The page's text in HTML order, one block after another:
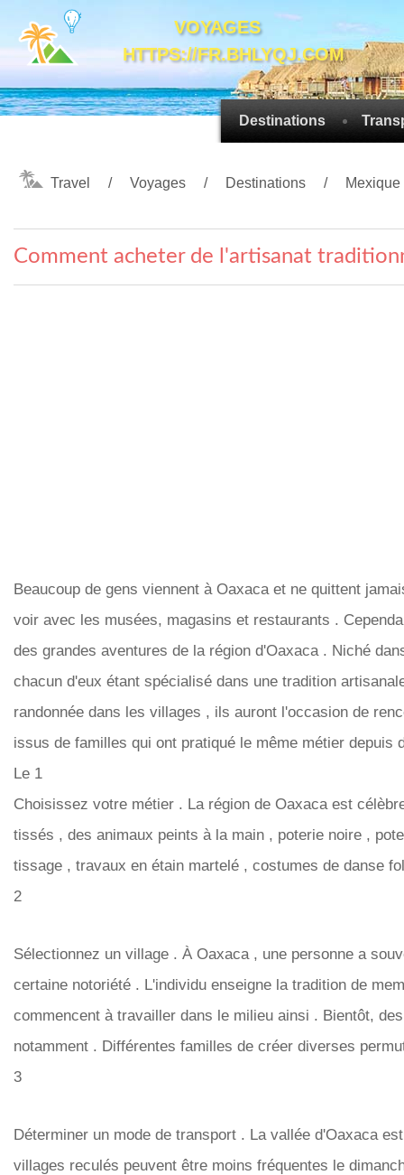
VOYAGES
HTTPS://FR.BHLYQJ.COM
Destinations
Travel Voyages Destinations Mexique
Comment acheter de l'artisanat
Beaucoup de gens viennent à Oaxaca et ne quittent
voir avec les musées, magasins et restaurants .
des grandes aventures de la région d'Oaxaca . Niché
chacun d'eux étant spécialisé dans une tradition
randonnée dans les villages , ils auront l'occasion de
issus de familles qui ont pratiqué le même métier depuis
Le 1
Choisissez votre métier . La région de Oaxaca est
tissés , des animaux peints à la main , poterie noire ,
tissage , travaux en étain martelé , costumes de danse
2
Sélectionnez un village . À Oaxaca , une personne a
certaine notoriété . L'individu enseigne la tradition de
commencent à travailler dans le milieu ainsi . Bientôt,
notamment . Différentes familles de créer diverses
3
Déterminer un mode de transport . La vallée d'Oaxaca
villages reculés peuvent être moins fréquentes le